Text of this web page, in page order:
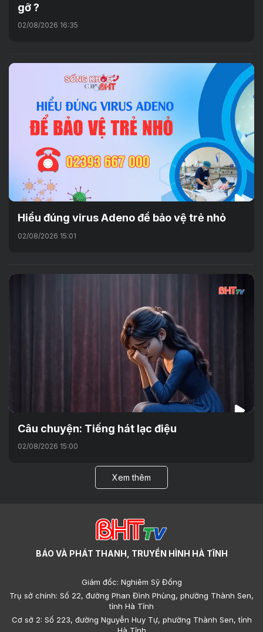
gỡ ?
02/08/2026 16:35
Hiểu đúng virus Adeno để bảo vệ trẻ nhỏ
02/08/2026 15:01
Câu chuyện: Tiếng hát lạc điệu
02/08/2026 15:00
Xem thêm
BÁO VÀ PHÁT THANH, TRUYỀN HÌNH HÀ TĨNH
Giám đốc: Nghiêm Sỹ Đống
Trụ sở chính: Số 22, đường Phan Đình Phùng, phường Thành Sen,
tỉnh Hà Tĩnh
Cơ sở 2: Số 223, đường Nguyễn Huy Tự, phường Thành Sen, tỉnh